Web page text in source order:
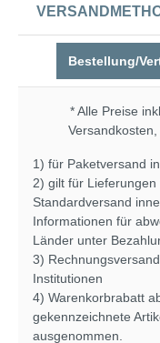
Bestellung/
* Alle Preise
Versandkosten
1) für Paketversand
2) gilt für
Standardversand
Informationen für
Länder unter
3)
Institutionen
4) Warenkorbrabatt
gekennzeichnete
ausgenommen.